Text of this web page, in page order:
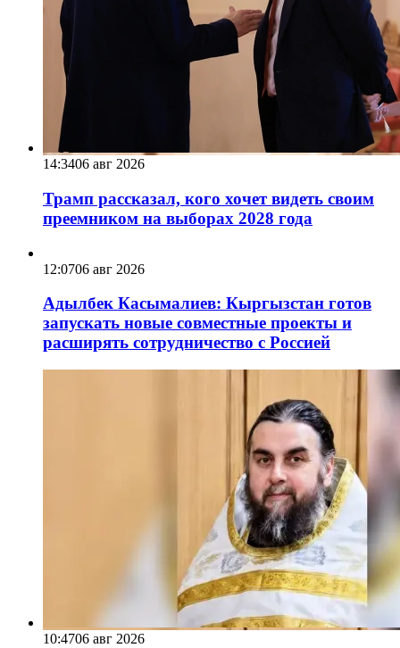
14:3406 авг 2026
Трамп рассказал, кого хочет видеть своим
преемником на выборах 2028 года
12:0706 авг 2026
Адылбек Касымалиев: Кыргызстан готов
запускать новые совместные проекты и
расширять сотрудничество с Россией
10:4706 авг 2026